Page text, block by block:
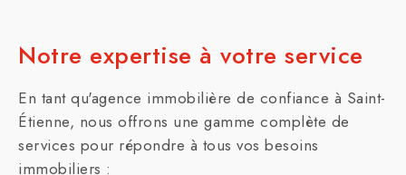
Notre expertise à votre service
En tant qu'agence immobilière de confiance à Saint-
Étienne, nous offrons une gamme complète de
services pour répondre à tous vos besoins
immobiliers :